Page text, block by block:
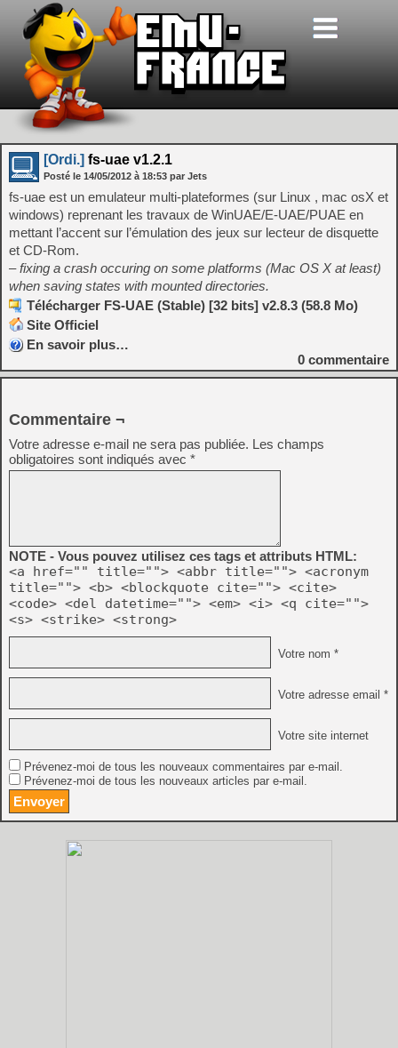
[Ordi.] fs-uae v1.2.1
Posté le 14/05/2012 à 18:53 par Jets
fs-uae est un emulateur multi-plateformes (sur Linux , mac osX et
windows) reprenant les travaux de WinUAE/E-UAE/PUAE en
mettant l’accent sur l’émulation des jeux sur lecteur de disquette
et CD-Rom.
– fixing a crash occuring on some platforms (Mac OS X at least)
when saving states with mounted directories.
Télécharger FS-UAE (Stable) [32 bits] v2.8.3 (58.8 Mo)
Site Officiel
En savoir plus…
0 commentaire
Commentaire ¬
Votre adresse e-mail ne sera pas publiée. Les champs
obligatoires sont indiqués avec *
NOTE - Vous pouvez utilisez ces tags et attributs HTML:
<a href="" title=""> <abbr title=""> <acronym
title=""> <b> <blockquote cite=""> <cite>
<code> <del datetime=""> <em> <i> <q cite="">
<s> <strike> <strong>
Votre nom *
Votre adresse email *
Votre site internet
Prévenez-moi de tous les nouveaux commentaires par e-mail.
Prévenez-moi de tous les nouveaux articles par e-mail.